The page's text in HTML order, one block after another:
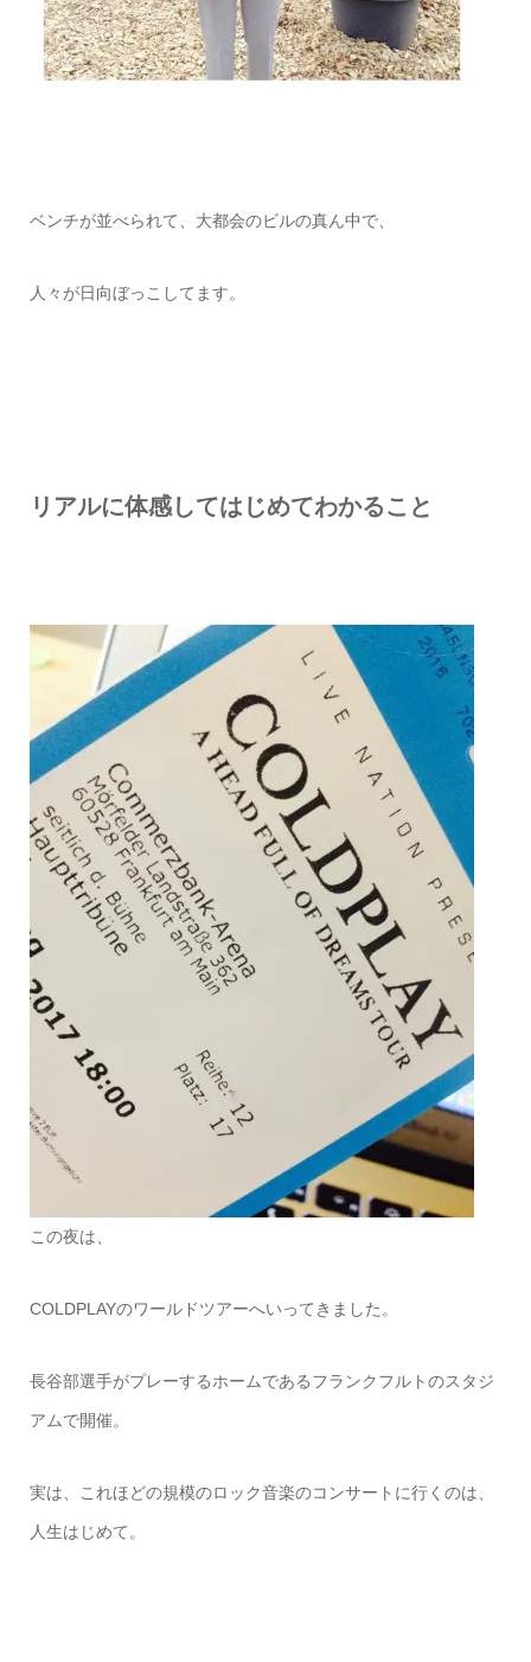
ベンチが並べられて、大都会のビルの真ん中で、
人々が日向ぼっこしてます。
リアルに体感してはじめてわかること
この夜は、
COLDPLAYのワールドツアーへいってきました。
長谷部選手がプレーするホームであるフランクフルトのスタジ
アムで開催。
実は、これほどの規模のロック音楽のコンサートに行くのは、
人生はじめて。